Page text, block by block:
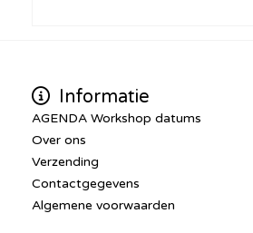
Informatie
AGENDA Workshop datums
Over ons
Verzending
Contactgegevens
Algemene voorwaarden